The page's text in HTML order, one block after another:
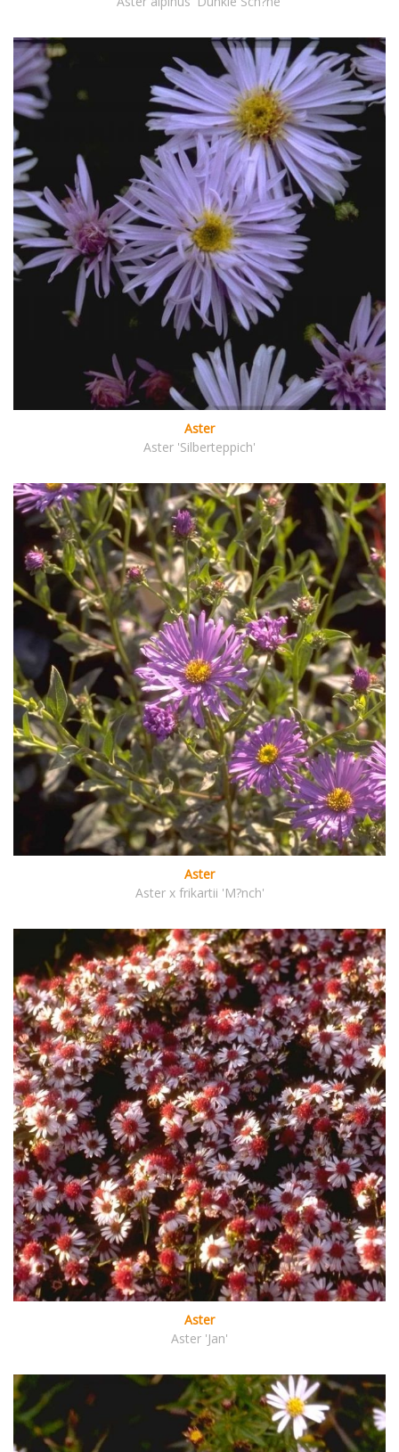
Aster
Aster 'Silberteppich'
Aster
Aster x frikartii 'M?nch'
Aster
Aster 'Jan'